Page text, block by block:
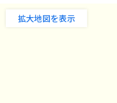
拡大地図を表示